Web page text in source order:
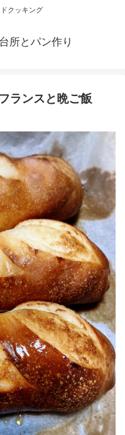
クッキング
所とパン作り
ランスと晩ご飯